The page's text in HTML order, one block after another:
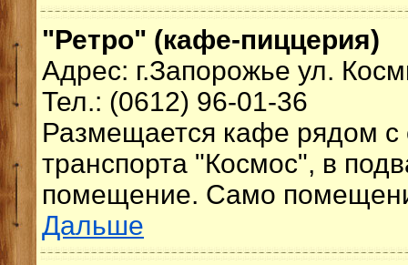
"Ретро" (кафе-пиццерия)
Адрес: г.Запорожье ул.
Тел.: (0612) 96-01-36
Размещается кафе рядом с
транспорта "Космос", в
помещение. Само
Дальше